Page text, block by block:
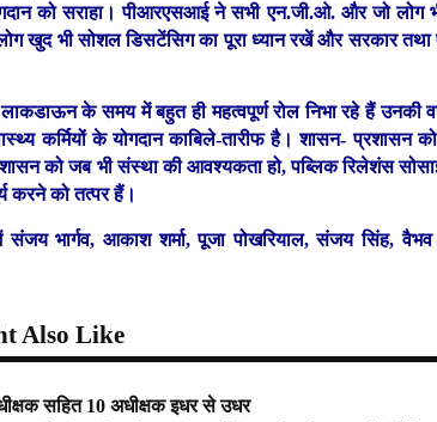
को सराहा। पीआरएसआई ने सभी एन.जी.ओ. और जो लोग
खुद भी सोशल डिसटेंसिग का पूरा ध्यान रखें और सरकार तथा
के समय में बहुत ही महत्वपूर्ण रोल निभा रहे हैं उनकी
कर्मियों के योगदान काबिले-तारीफ है। शासन- प्रशासन
शासन को जब भी संस्था की आवश्यकता हो, पब्लिक रिलेशंस
करने को तत्पर हैं।
भार्गव, आकाश शर्मा, पूजा पोखरियाल, संजय सिंह, वैभव
Also Like
सहित 10 अधीक्षक इधर से उधर